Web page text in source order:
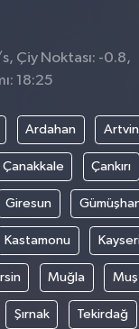
Çiy Noktası: -0.8,
18:25
Ardahan Artvin
Çanakkale Çankırı
Giresun
Kastamonu
Muğla Muş
Şırnak Tekirdağ